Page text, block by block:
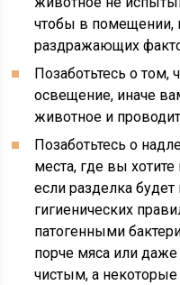
чтобы в помещении,
раздражающих
Позаботьтесь о том,
освещение, иначе
животное и
Позаботьтесь о
места, где вы
если разделка
гигиенических
патогенными
порче мяса или
чистым, а